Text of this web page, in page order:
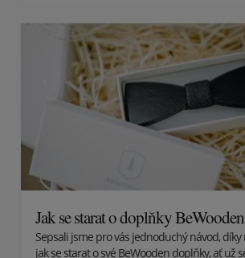
Jak se starat o doplňky BeWooden
Sepsali jsme pro vás jednoduchý návod, díky
jak se starat o své BeWooden doplňky, ať už